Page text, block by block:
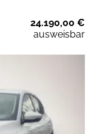
24.190,00 €
ausweisbar